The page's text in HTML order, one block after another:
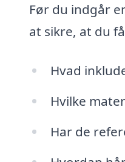
Før du indgår
at sikre, at du
Hvad
Hvilke
Har de